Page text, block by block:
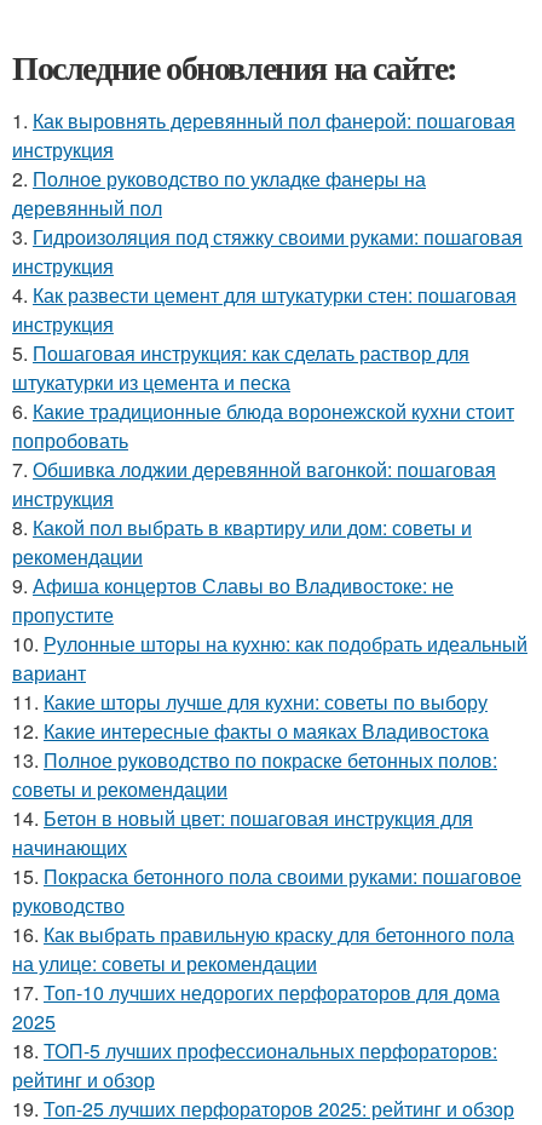
Последние обновления на сайте:
1. Как выровнять деревянный пол фанерой: пошаговая
инструкция
2. Полное руководство по укладке фанеры на
деревянный пол
3. Гидроизоляция под стяжку своими руками: пошаговая
инструкция
4. Как развести цемент для штукатурки стен: пошаговая
инструкция
5. Пошаговая инструкция: как сделать раствор для
штукатурки из цемента и песка
6. Какие традиционные блюда воронежской кухни стоит
попробовать
7. Обшивка лоджии деревянной вагонкой: пошаговая
инструкция
8. Какой пол выбрать в квартиру или дом: советы и
рекомендации
9. Афиша концертов Славы во Владивостоке: не
пропустите
10. Рулонные шторы на кухню: как подобрать идеальный
вариант
11. Какие шторы лучше для кухни: советы по выбору
12. Какие интересные факты о маяках Владивостока
13. Полное руководство по покраске бетонных полов:
советы и рекомендации
14. Бетон в новый цвет: пошаговая инструкция для
начинающих
15. Покраска бетонного пола своими руками: пошаговое
руководство
16. Как выбрать правильную краску для бетонного пола
на улице: советы и рекомендации
17. Топ-10 лучших недорогих перфораторов для дома
2025
18. ТОП-5 лучших профессиональных перфораторов:
рейтинг и обзор
19. Топ-25 лучших перфораторов 2025: рейтинг и обзор